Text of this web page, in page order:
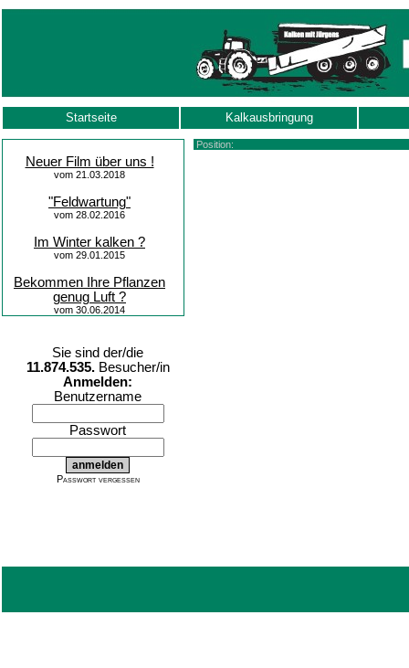
Startseite Kalkausbringung
Neuer Film über uns !
vom 21.03.2018
"Feldwartung"
vom 28.02.2016
Im Winter kalken ?
vom 29.01.2015
Bekommen Ihre Pflanzen
genug Luft ?
vom 30.06.2014
Sie sind der/die
11.874.535.Besucher/in
Anmelden:
Benutzername
Passwort
Passwort vergessen
Position: